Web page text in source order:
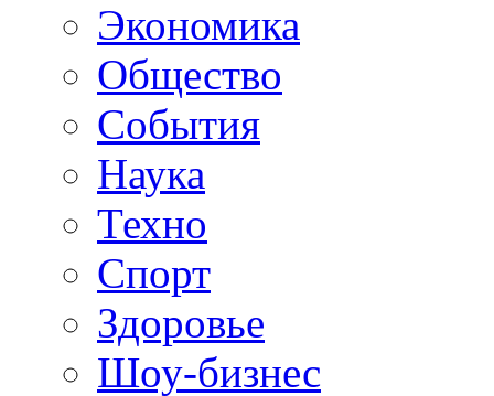
Экономика
Общество
События
Наука
Техно
Спорт
Здоровье
Шоу-бизнес